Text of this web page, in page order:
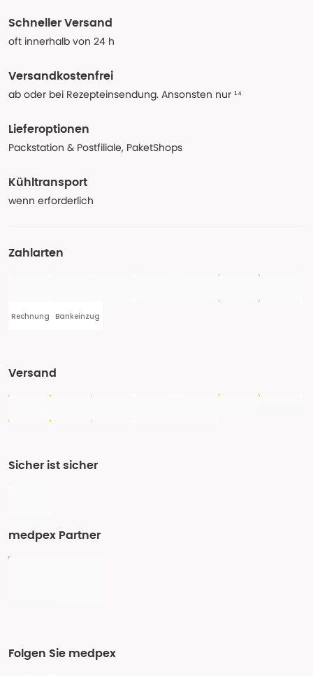
Schneller Versand
oft innerhalb von 24 h
Versandkostenfrei
ab oder bei Rezepteinsendung. Ansonsten nur ¹⁴
Lieferoptionen
Packstation & Postfiliale, PaketShops
Kühltransport
wenn erforderlich
Zahlarten
Rechnung Bankeinzug
Versand
Sicher ist sicher
medpex Partner
Folgen Sie medpex